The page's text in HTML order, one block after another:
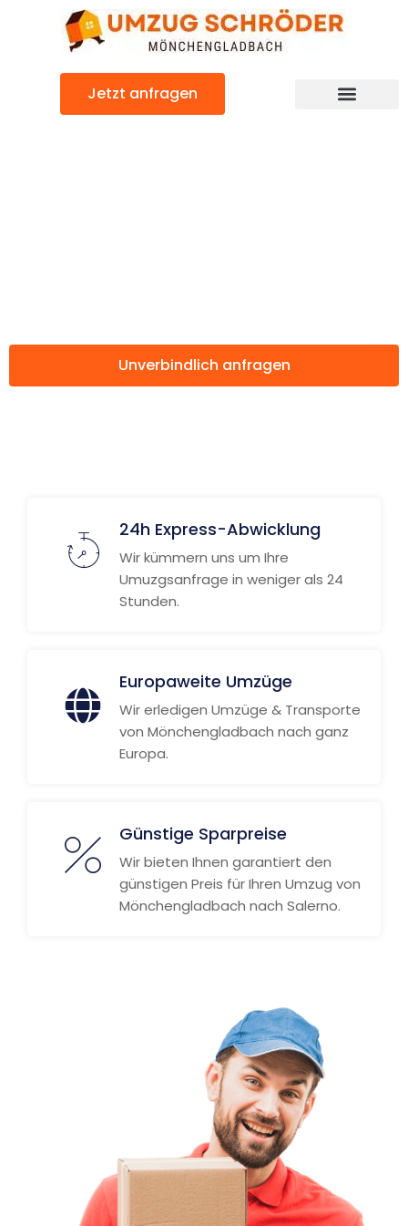
Jetzt anfragen
Unverbindlich anfragen
24h Express-Abwicklung
Wir kümmern uns um Ihre
Umuzgsanfrage in weniger als 24
Stunden.
Europaweite Umzüge
Wir erledigen Umzüge & Transporte
von Mönchengladbach nach ganz
Europa.
Günstige Sparpreise
Wir bieten Ihnen garantiert den
günstigen Preis für Ihren Umzug von
Mönchengladbach nach Salerno.